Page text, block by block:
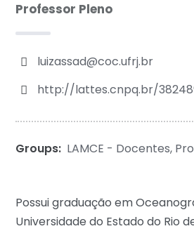
Professor Pleno
luizassad@coc.ufrj.br
http://lattes.cnpq.br/
Groups: LAMCE - Docentes,
Possui graduação em
Universidade do Estado do Rio